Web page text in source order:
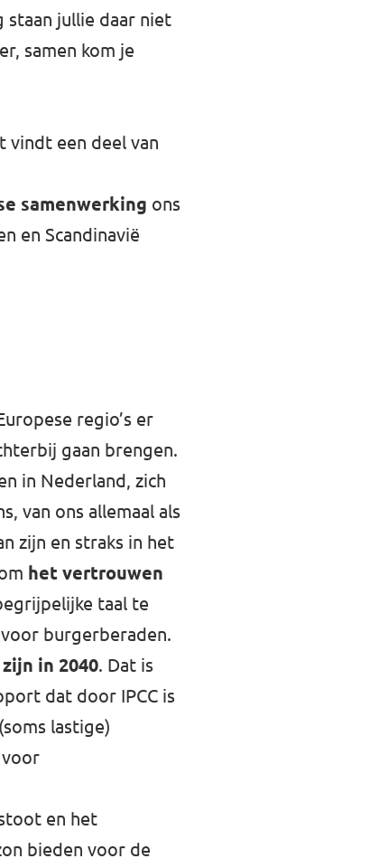
jullie daar niet
samen kom je
vindt een deel van
samenwerking ons
en Scandinavië
regio’s er
gaan brengen.
in Nederland, zich
van ons allemaal als
zijn en straks in het
het vertrouwen
taal te
burgerberaden.
in 2040. Dat is
dat door IPCC is
lastige)
en het
bieden voor de